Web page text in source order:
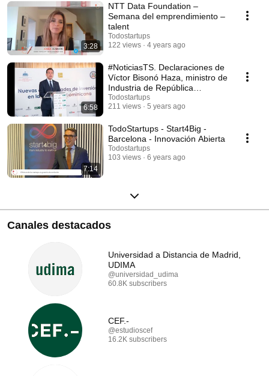
3:28
NTT Data Foundation –
Semana del emprendimiento –
talent
Todostartups
122 views
4 years ago
6:58
#NoticiasTS. Declaraciones de
Víctor Bisonó Haza, ministro de
Industria de República
Dominicana
Todostartups
211 views
5 years ago
7:14
TodoStartups - Start4Big -
Barcelona - Innovación Abierta
Todostartups
103 views
6 years ago
Canales destacados
Universidad a Distancia de Madrid,
UDIMA
@universidad_udima
60.8K subscribers
CEF.-
@estudioscef
16.2K subscribers